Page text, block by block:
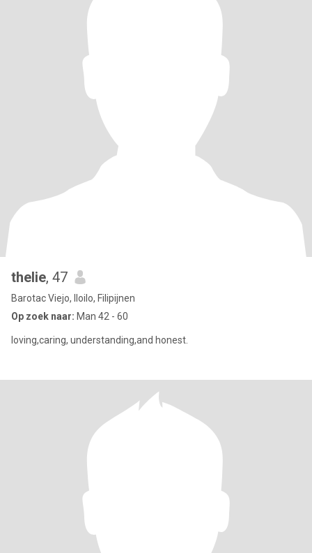
thelie, 47
Barotac Viejo, Iloilo, Filipijnen
Op zoek naar: Man 42 - 60
loving,caring, understanding,and honest.